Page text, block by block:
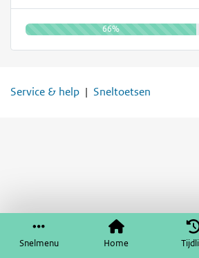
Snelmenu Home
66%
Service & help Sneltoetsen